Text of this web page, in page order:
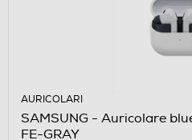
AURICOLARI
SAMSUNG - Auricolare
FE-GRAY